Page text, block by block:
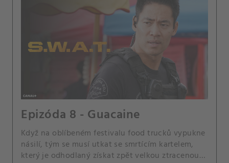
Epizóda 8 - Guacaine
Když na oblíbeném festivalu food trucků vypukne
násilí, tým se musí utkat se smrtícím kartelem,
který je odhodlaný získat zpět velkou ztracenou